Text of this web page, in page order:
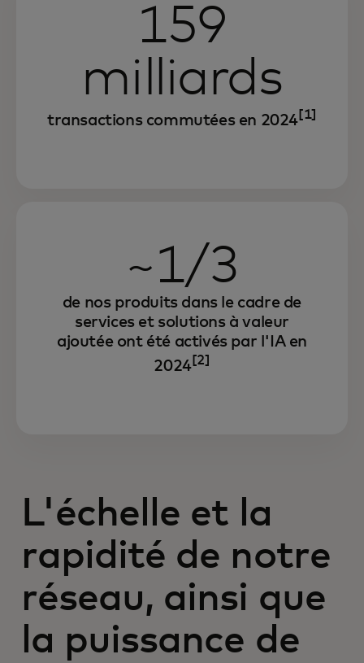
159
milliards
transactions commutées en 2024[1]
~1/3
de nos produits dans le cadre de
services et solutions à valeur
ajoutée ont été activés par l'IA en
2024 [2]
L'échelle et la
rapidité de notre
réseau, ainsi que
la puissance de